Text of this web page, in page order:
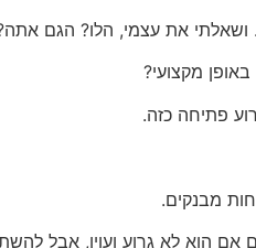
ושאלתי את עצמי, הלו? הגם
מקצועי?‬
פתיחה כזה‬.
מבנקים.‬
אם הוא לא גרוע ועוין, אבל